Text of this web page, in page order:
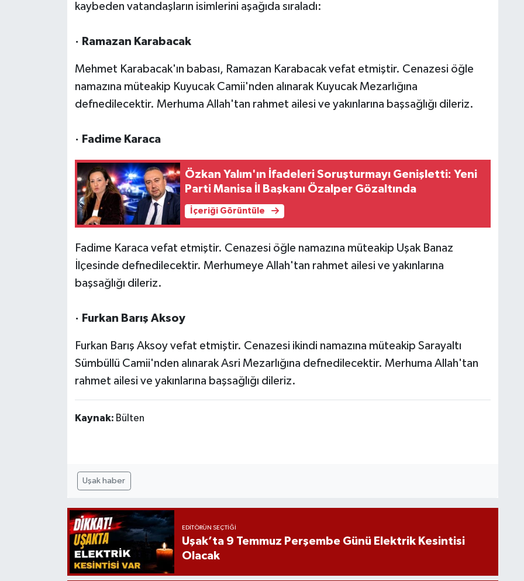
kaybeden vatandaşların isimlerini aşağıda sıraladı:
· Ramazan Karabacak
Mehmet Karabacak'ın babası, Ramazan Karabacak vefat etmiştir. Cenazesi öğle
namazına müteakip Kuyucak Camii'nden alınarak Kuyucak Mezarlığına
defnedilecektir. Merhuma Allah'tan rahmet ailesi ve yakınlarına başsağlığı dileriz.
· Fadime Karaca
Özkan Yalım'ın İfadeleri Soruşturmayı Genişletti: Yeni
Parti Manisa İl Başkanı Özalper Gözaltında
İçeriği Görüntüle
Fadime Karaca vefat etmiştir. Cenazesi öğle namazına müteakip Uşak Banaz
İlçesinde defnedilecektir. Merhumeye Allah'tan rahmet ailesi ve yakınlarına
başsağlığı dileriz.
· Furkan Barış Aksoy
Furkan Barış Aksoy vefat etmiştir. Cenazesi ikindi namazına müteakip Sarayaltı
Sümbüllü Camii'nden alınarak Asri Mezarlığına defnedilecektir. Merhuma Allah'tan
rahmet ailesi ve yakınlarına başsağlığı dileriz.
Kaynak: Bülten
Uşak haber
EDITÖRÜN SEÇTIĞI
Uşak’ta 9 Temmuz Perşembe Günü Elektrik Kesintisi
Olacak